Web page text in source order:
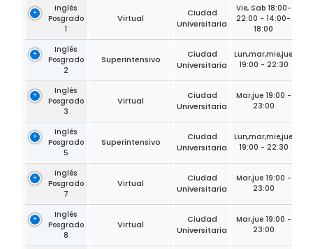
Inglés
Posgrado
1
Virtual
Ciudad
Universitaria
Vie, Sab 18:00-
22:00 - 14:00-
18:00
Inglés
Posgrado
2
Superintensivo
Ciudad
Universitaria
Lun,mar,mie,jue
19:00 - 22:30
Inglés
Posgrado
3
Virtual
Ciudad
Universitaria
Mar,jue 19:00 -
23:00
Inglés
Posgrado
5
Superintensivo
Ciudad
Universitaria
Lun,mar,mie,jue
19:00 - 22:30
Inglés
Posgrado
7
Virtual
Ciudad
Universitaria
Mar,jue 19:00 -
23:00
Inglés
Posgrado
8
Virtual
Ciudad
Universitaria
Mar,jue 19:00 -
23:00